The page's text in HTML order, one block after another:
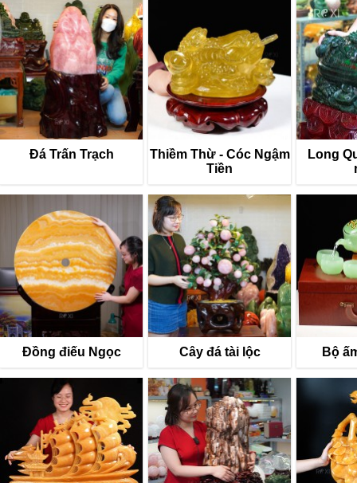
Đá Trấn Trạch
Thiềm Thừ - Cóc Ngậm
Tiền
Long
Đồng điếu Ngọc Cây đá tài lộc Bộ